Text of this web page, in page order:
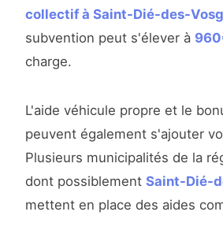
collectif à Saint-Dié-des-
subvention peut s'élever à
charge.
L'aide véhicule propre et le
peuvent également s'ajouter
Plusieurs municipalités de la
dont possiblement Saint-Dié-
mettent en place des aides